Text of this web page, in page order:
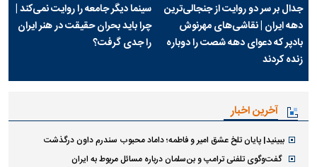
جدال بر سر دو روایت از جنجالی‌ترین
دهه ایران | نقاشی‌های مهرنوش
بادپر که دعوای دهه شصت را دوباره
زنده کردند
سینما دیگر جامعه را روایت نمی‌کند |
چرا باید بحران حقیقت در هنر ایران
را جدی گرفت؟
آخرین اخبار
ببینید| پایان تلخ عشق امیر و فاطمه؛ داماد محبوب سندرم داون درگذشت
گفت‌وگوی تلفنی ترامپ و بن‌سلمان درباره مسائل مربوط به ایران